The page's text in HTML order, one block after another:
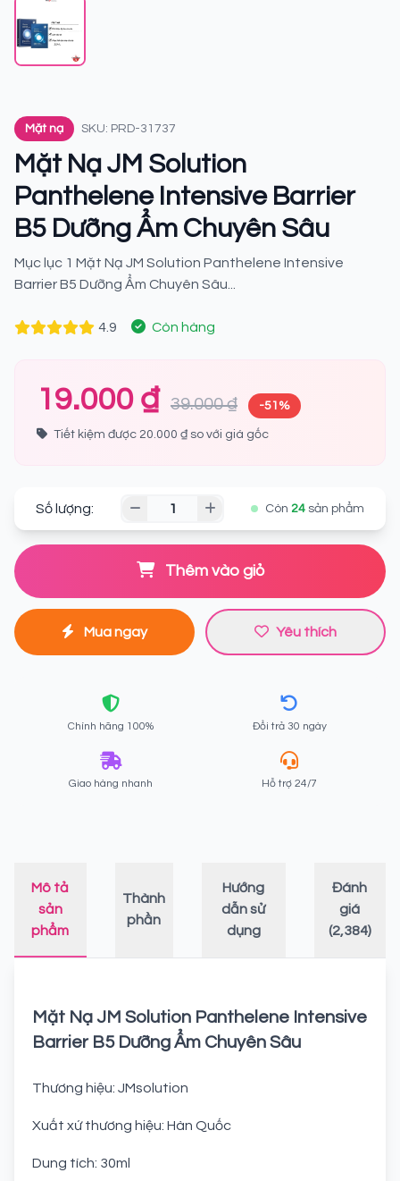
Mặt nạ SKU: PRD-31737
Mặt Nạ JM Solution
Panthelene Intensive Barrier
B5 Dưỡng Ẩm Chuyên Sâu
Mục lục 1 Mặt Nạ JM Solution Panthelene Intensive
Barrier B5 Dưỡng Ẩm Chuyên Sâu...
4.9 Còn hàng
19.000 ₫ 39.000 ₫ -51%
Tiết kiệm được 20.000 ₫ so với giá gốc
Số lượng: Còn 24 sản phẩm
Thêm vào giỏ
Mua ngay Yêu thích
Chính hãng 100% Đổi trả 30 ngày
Giao hàng nhanh Hỗ trợ 24/7
Mô tả
sản
phẩm
Thành
phần
Hướng
dẫn sử
dụng
Đánh
giá
(2,384)
Mặt Nạ JM Solution Panthelene Intensive
Barrier B5 Dưỡng Ẩm Chuyên Sâu
Thương hiệu: JMsolution
Xuất xứ thương hiệu: Hàn Quốc
Dung tích: 30ml